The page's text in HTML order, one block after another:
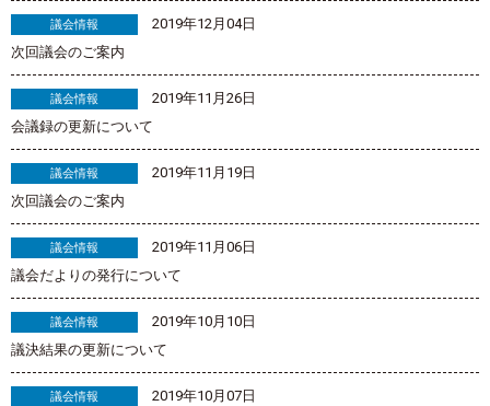
議会情報
2019年12月04日
次回議会のご案内
議会情報
2019年11月26日
会議録の更新について
議会情報
2019年11月19日
次回議会のご案内
議会情報
2019年11月06日
議会だよりの発行について
議会情報
2019年10月10日
議決結果の更新について
議会情報
2019年10月07日